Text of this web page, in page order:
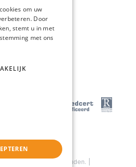
Alle rechten voorbehouden. |
om uw
Door
stemt u in met
met ons